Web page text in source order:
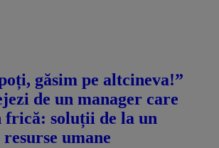
găsim pe altcineva!”
de un manager care
frică: soluții de la un
umane